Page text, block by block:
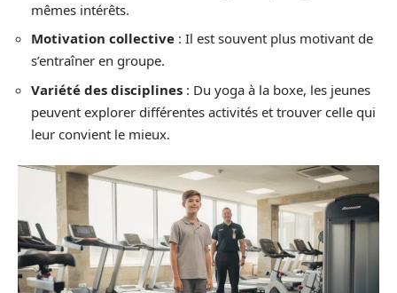
mêmes intérêts.
Motivation collective : Il est souvent plus motivant de
s’entraîner en groupe.
Variété des disciplines : Du yoga à la boxe, les jeunes
peuvent explorer différentes activités et trouver celle qui
leur convient le mieux.